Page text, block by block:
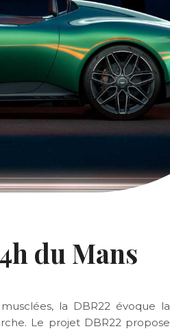
du Mans
la DBR22 évoque la
Le projet DBR22 propose